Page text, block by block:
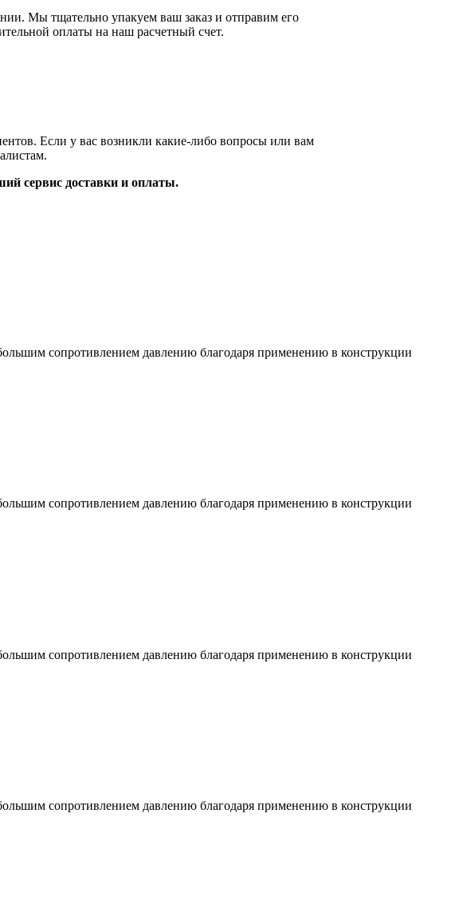
Мы тщательно упакуем ваш заказ и отправим его
оплаты на наш расчетный счет.
Если у вас возникли какие-либо вопросы или вам
сервис доставки и оплаты.
сопротивлением давлению благодаря применению в конструкции
сопротивлением давлению благодаря применению в конструкции
сопротивлением давлению благодаря применению в конструкции
сопротивлением давлению благодаря применению в конструкции